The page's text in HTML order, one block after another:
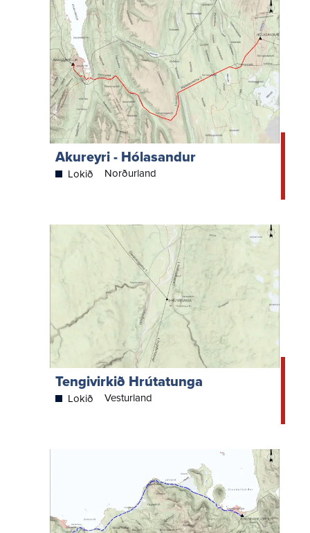
Akureyri - Hólasandur
Lokið Norðurland
Tengivirkið Hrútatunga
Lokið Vesturland